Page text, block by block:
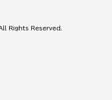
Rights Reserved.